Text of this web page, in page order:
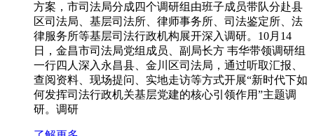
方案，市司法局分成四个调研组由班子成员带队分赴县
区司法局、基层司法所、律师事务所、司法鉴定所、法
律服务所等基层司法行政机构展开深入调研。10月14
日，金昌市司法局党组成员、副局长方 韦华带领调研组
一行四人深入永昌县、金川区司法局，通过听取汇报、
查阅资料、现场提问、实地走访等方式开展“新时代下如
何发挥司法行政机关基层党建的核心引领作用”主题调
研。调研